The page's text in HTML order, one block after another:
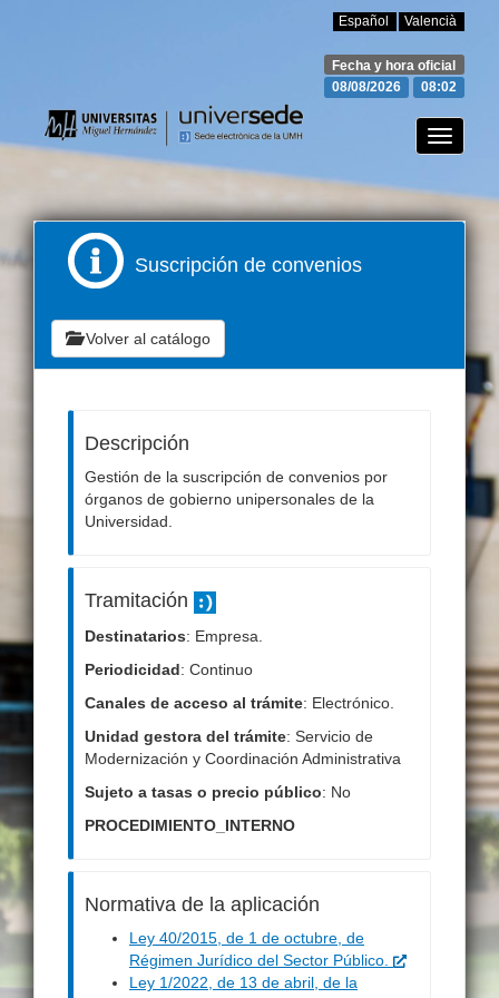
Español Valencià
Fecha y hora oficial
08/08/2026
08:02
Toggle
Suscripción de convenios
Volver al catálogo
Descripción
Gestión de la suscripción de convenios por
órganos de gobierno unipersonales de la
Universidad.
Tramitación
Destinatarios: Empresa.
Periodicidad: Continuo
Canales de acceso al trámite: Electrónico.
Unidad gestora del trámite: Servicio de
Modernización y Coordinación Administrativa
Sujeto a tasas o precio público: No
PROCEDIMIENTO_INTERNO
Normativa de la aplicación
Ley 40/2015, de 1 de octubre, de
Régimen Jurídico del Sector Público.
Ley 1/2022, de 13 de abril, de la